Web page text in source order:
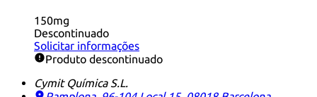
150mg
Descontinuado
Solicitar informações
Produto descontinuado
Cymit Química S.L.